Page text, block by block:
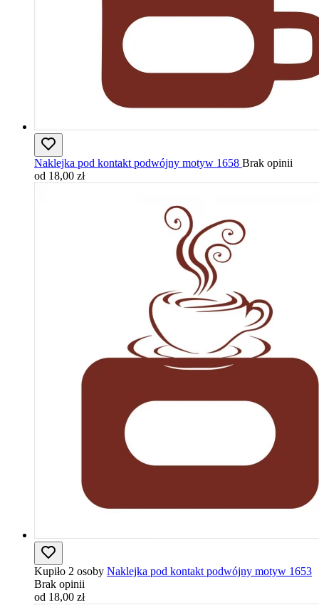
Naklejka pod kontakt podwójny motyw 1658 Brak opinii
od 18,00 zł
Kupiło 2 osoby Naklejka pod kontakt podwójny motyw 1653
Brak opinii
od 18,00 zł